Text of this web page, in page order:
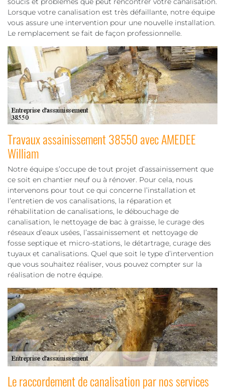
Lorsque votre canalisation est très défaillante, notre équipe
vous assure une intervention pour une nouvelle installation.
Le remplacement se fait de façon professionnelle.
Travaux assainissement 38550 avec AMEDEE
William
Notre équipe s’occupe de tout projet d’assainissement que
ce soit en chantier neuf ou à rénover. Pour cela, nous
intervenons pour tout ce qui concerne l’installation et
l’entretien de vos canalisations, la réparation et
réhabilitation de canalisations, le débouchage de
canalisation, le nettoyage de bac à graisse, le curage des
réseaux d’eaux usées, l’assainissement et nettoyage de
fosse septique et micro-stations, le détartrage, curage des
tuyaux et canalisations. Quel que soit le type d’intervention
que vous souhaitez réaliser, vous pouvez compter sur la
réalisation de notre équipe.
Le raccordement de canalisation par nos services